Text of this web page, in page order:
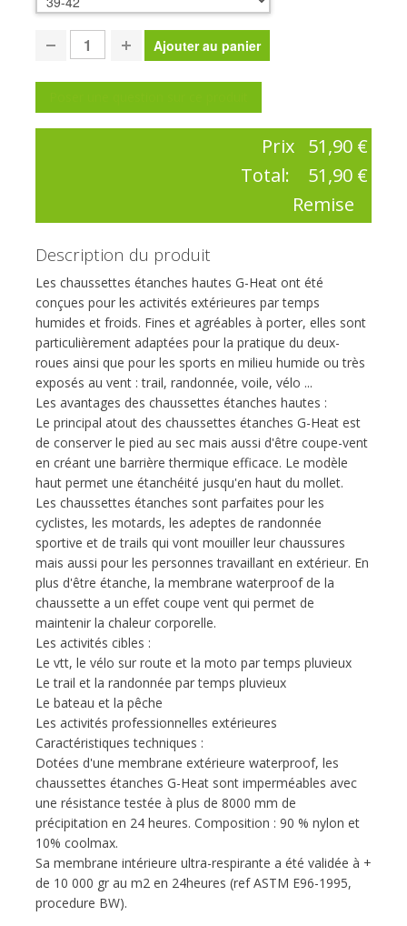
Prix 51,90 €
Total:
51,90 €
Remise
Description du produit
Les chaussettes étanches hautes G-Heat ont été
conçues pour les activités extérieures par temps
humides et froids. Fines et agréables à porter, elles sont
particulièrement adaptées pour la pratique du deux-
roues ainsi que pour les sports en milieu humide ou très
exposés au vent : trail, randonnée, voile, vélo ...
Les avantages des chaussettes étanches hautes :
Le principal atout des chaussettes étanches G-Heat est
de conserver le pied au sec mais aussi d'être coupe-vent
en créant une barrière thermique efficace. Le modèle
haut permet une étanchéité jusqu'en haut du mollet.
Les chaussettes étanches sont parfaites pour les
cyclistes, les motards, les adeptes de randonnée
sportive et de trails qui vont mouiller leur chaussures
mais aussi pour les personnes travaillant en extérieur. En
plus d'être étanche, la membrane waterproof de la
chaussette a un effet coupe vent qui permet de
maintenir la chaleur corporelle.
Les activités cibles :
Le vtt, le vélo sur route et la moto par temps pluvieux
Le trail et la randonnée par temps pluvieux
Le bateau et la pêche
Les activités professionnelles extérieures
Caractéristiques techniques :
Dotées d'une membrane extérieure waterproof, les
chaussettes étanches G-Heat sont imperméables avec
une résistance testée à plus de 8000 mm de
précipitation en 24 heures. Composition : 90 % nylon et
10% coolmax.
Sa membrane intérieure ultra-respirante a été validée à +
de 10 000 gr au m2 en 24heures (ref ASTM E96-1995,
procedure BW).